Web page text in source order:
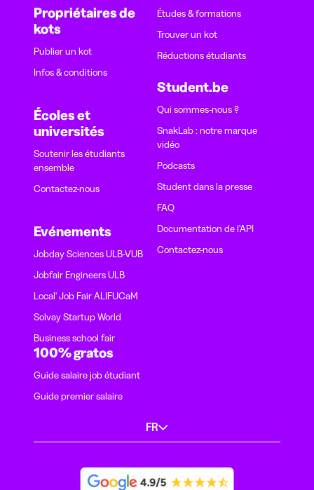
Propriétaires de
kots
Publier un kot
Infos & conditions
Écoles et
universités
Soutenir les étudiants
ensemble
Contactez-nous
Evénements
Jobday Sciences ULB-VUB
Jobfair Engineers ULB
Local' Job Fair ALIFUCaM
Solvay Startup World
Business school fair
Études & formations
Trouver un kot
Réductions étudiants
Student.be
Qui sommes-nous ?
SnakLab : notre marque
vidéo
Podcasts
Student dans la presse
FAQ
Documentation de l'API
Contactez-nous
100% gratos
Guide salaire job étudiant
Guide premier salaire
FR